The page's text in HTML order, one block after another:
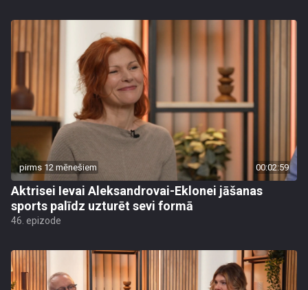
pirms 12 mēnešiem 00:02:59
Aktrisei Ievai Aleksandrovai-Eklonei jāšanas
sports palīdz uzturēt sevi formā
46. epizode